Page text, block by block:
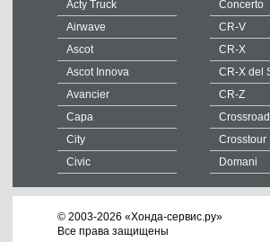
Acty Truck
Airwave
Ascot
Ascot Innova
Avancier
Capa
City
Civic
Concerto
CR-V
CR-X
CR-X del
CR-Z
Crossroad
Crosstour
Domani
© 2003-2026 «Хонда-сервис.ру»
Все права защищены